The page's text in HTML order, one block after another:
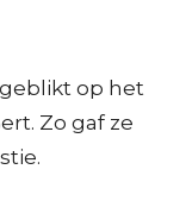
op het
Zo gaf ze